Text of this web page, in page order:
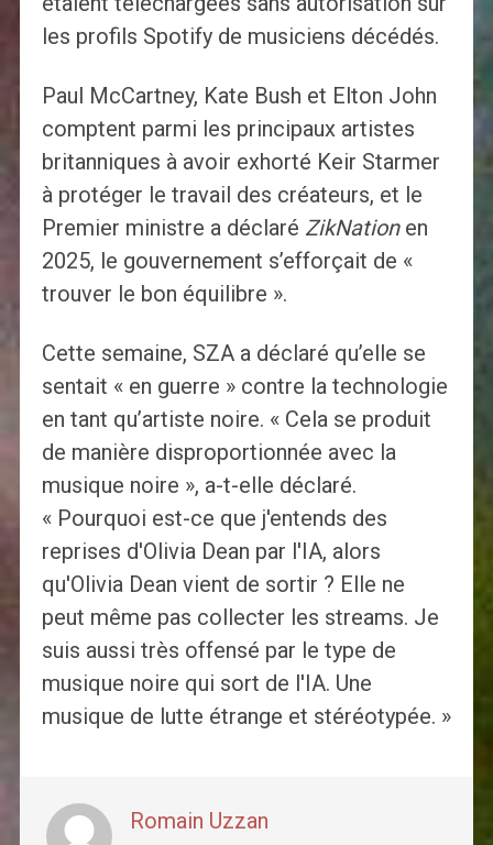
les profils Spotify de musiciens décédés.
Paul McCartney, Kate Bush et Elton John
comptent parmi les principaux artistes
britanniques à avoir exhorté Keir Starmer
à protéger le travail des créateurs, et le
Premier ministre a déclaré ZikNationen
2025, le gouvernement s’efforçait de «
trouver le bon équilibre ».
Cette semaine, SZA a déclaré qu’elle se
sentait « en guerre » contre la technologie
en tant qu’artiste noire. « Cela se produit
de manière disproportionnée avec la
musique noire », a-t-elle déclaré.
« Pourquoi est-ce que j'entends des
reprises d'Olivia Dean par l'IA, alors
qu'Olivia Dean vient de sortir ? Elle ne
peut même pas collecter les streams. Je
suis aussi très offensé par le type de
musique noire qui sort de l'IA. Une
musique de lutte étrange et stéréotypée. »
Romain Uzzan